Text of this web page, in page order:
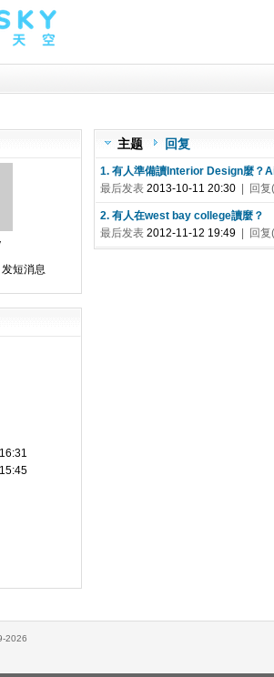
主题 回复
1. 有人準備讀Interior Design麼？
最后发表2013-10-11 20:30 | 回
2. 有人在west bay college讀麼？
最后发表2012-11-12 19:49 | 回
发短消息
2026